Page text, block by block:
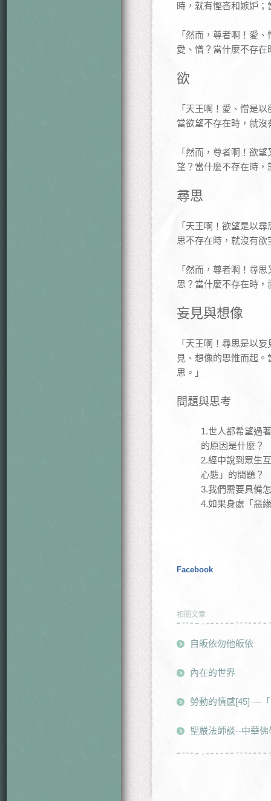
時，就有慳吝和嫉妒
「然而，尊者啊！愛
愛、憎？當什麼不存
欲
「天王啊！愛、憎是
當欲望不存在時，就沒
「然而，尊者啊！欲
望？當什麼不存在時，
尋思
「天王啊！欲望是以
思不存在時，就沒有欲
「然而，尊者啊！尋
思？當什麼不存在時，
妄見與想像
「天王啊！尋思是以
見、想像的思惟而起
思。」
問題與思考
1.世人都希望過
的原因是什麼？
2.經中說到眾生
心態」的問題？
3.我們需要具備
4.如果身處「惡
Facebook
相關文章
自皈依勿他皈依
內在的世界
勞動的情感[45] ―
聖嚴法師談--中華